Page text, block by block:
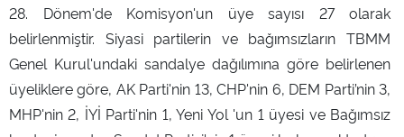
28. Dönem'de Komisyon'un üye sayısı 27 olarak
belirlenmiştir. Siyasi partilerin ve bağımsızların TBMM
Genel Kurul'undaki sandalye dağılımına göre belirlenen
üyeliklere göre, AK Parti'nin 13, CHP'nin 6, DEM Parti’nin 3,
MHP'nin 2, İYİ Parti'nin 1, Yeni Yol 'un 1 üyesi ve Bağımsız